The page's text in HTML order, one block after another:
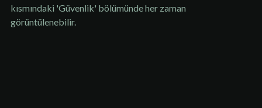
kısmındaki 'Güvenlik' bölümünde her zaman
görüntülenebilir.